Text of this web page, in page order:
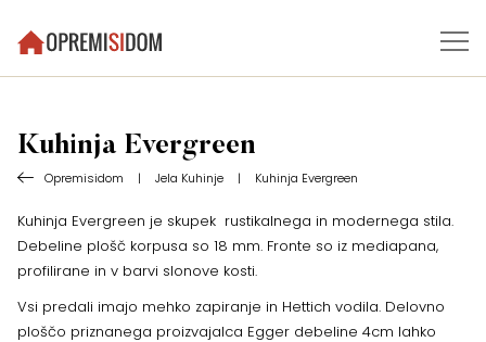
Kuhinja Evergreen
Opremisidom | Jela Kuhinje | Kuhinja Evergreen
Kuhinja Evergreen je skupek rustikalnega in modernega stila.
Debeline plošč korpusa so 18 mm. Fronte so iz mediapana,
profilirane in v barvi slonove kosti.
Vsi predali imajo mehko zapiranje in Hettich vodila. Delovno
ploščo priznanega proizvajalca Egger debeline 4cm lahko